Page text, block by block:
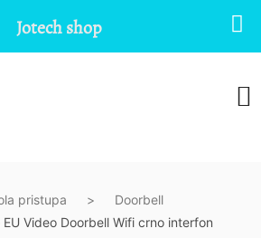
pristupa
Doorbell
Video Doorbell Wifi crno interfon
Jotech shop